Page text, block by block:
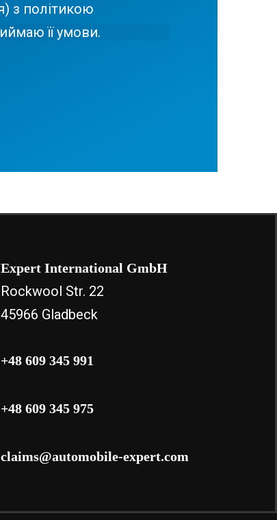
з політикою
її умови.
Expert International GmbH
Rockwool Str. 22
45966 Gladbeck
+48 609 345 991
+48 609 345 975
claims@automobile-expert.com